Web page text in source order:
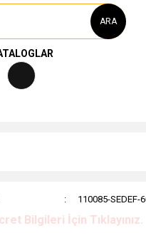
ARA
110085-SEDEF-
Bilgileri İçin Tıklayınız.